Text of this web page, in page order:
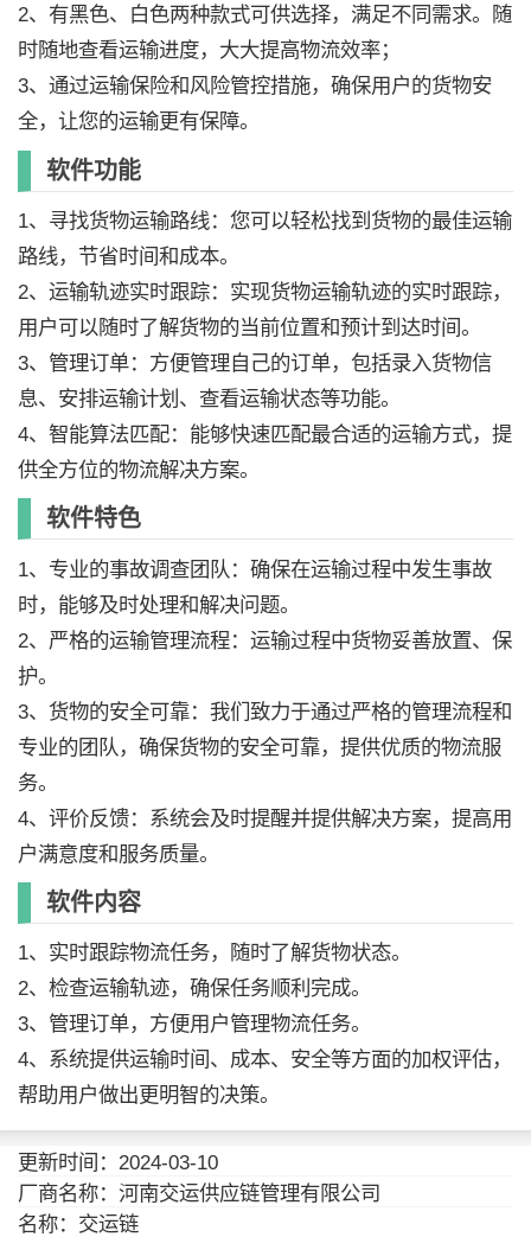
2、有黑色、白色两种款式可供选择，满足不同需求。随
时随地查看运输进度，大大提高物流效率；
3、通过运输保险和风险管控措施，确保用户的货物安
全，让您的运输更有保障。
软件功能
1、寻找货物运输路线：您可以轻松找到货物的最佳运输
路线，节省时间和成本。
2、运输轨迹实时跟踪：实现货物运输轨迹的实时跟踪，
用户可以随时了解货物的当前位置和预计到达时间。
3、管理订单：方便管理自己的订单，包括录入货物信
息、安排运输计划、查看运输状态等功能。
4、智能算法匹配：能够快速匹配最合适的运输方式，提
供全方位的物流解决方案。
软件特色
1、专业的事故调查团队：确保在运输过程中发生事故
时，能够及时处理和解决问题。
2、严格的运输管理流程：运输过程中货物妥善放置、保
护。
3、货物的安全可靠：我们致力于通过严格的管理流程和
专业的团队，确保货物的安全可靠，提供优质的物流服
务。
4、评价反馈：系统会及时提醒并提供解决方案，提高用
户满意度和服务质量。
软件内容
1、实时跟踪物流任务，随时了解货物状态。
2、检查运输轨迹，确保任务顺利完成。
3、管理订单，方便用户管理物流任务。
4、系统提供运输时间、成本、安全等方面的加权评估，
帮助用户做出更明智的决策。
更新时间：2024-03-10
厂商名称：河南交运供应链管理有限公司
名称：交运链